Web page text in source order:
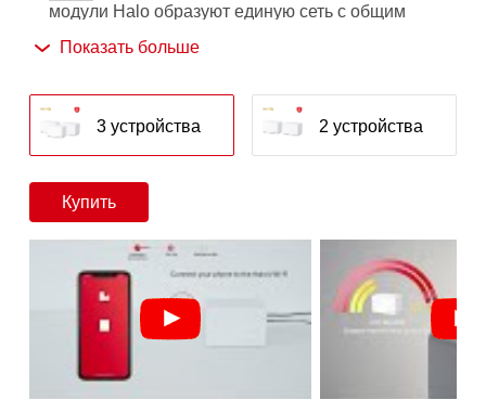
модули Halo образуют единую сеть с общим
именем Wi-Fi сети и паролем
между Wi-Fi модулями Halo при перемещении по
дому позволит получать лучший сигнал и высокую
скорость подключения на всех устройствах
Покрытие по всему дому
Wi-Fi на площади до 650 м² устранит зоны со
слабым Wi-Fi сигналом .
Два диапазона Wi-Fi— Halo H80X способен
обеспечить стабильное подключение для более
чем ста устройств на скорости до 3 Гбит/с и
работает со всеми наиболее известными
интернет-провайдерами и модемами.
Показать больше
3 устройства 2 устройства
Купить